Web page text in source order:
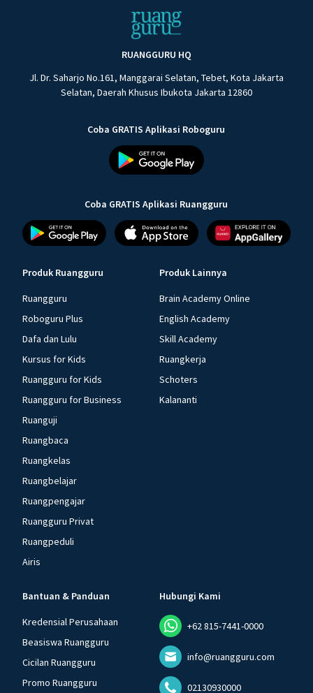
RUANGGURU HQ
Jl. Dr. Saharjo No.161, Manggarai Selatan, Tebet, Kota Jakarta
Selatan, Daerah Khusus Ibukota Jakarta 12860
Coba GRATIS Aplikasi Roboguru
Coba GRATIS Aplikasi Ruangguru
Produk Ruangguru
Ruangguru
Roboguru Plus
Dafa dan Lulu
Kursus for Kids
Ruangguru for Kids
Ruangguru for Business
Ruanguji
Ruangbaca
Ruangkelas
Ruangbelajar
Ruangpengajar
Ruangguru Privat
Ruangpeduli
Airis
Produk Lainnya
Brain Academy Online
English Academy
Skill Academy
Ruangkerja
Schoters
Kalananti
Bantuan & Panduan
Kredensial Perusahaan
Beasiswa Ruangguru
Cicilan Ruangguru
Promo Ruangguru
Hubungi Kami
+62 815-7441-0000
info@ruangguru.com
02130930000